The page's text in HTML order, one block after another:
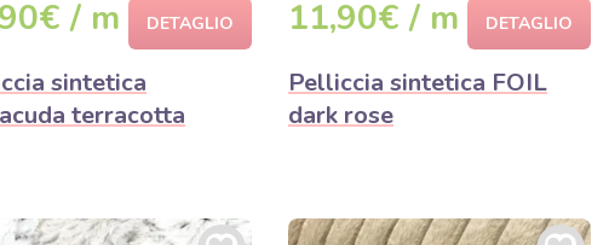
/ m DETAGLIO
sintetica
terracotta
11,90€ / m DETAGLIO
Pelliccia sintetica FOIL
dark rose